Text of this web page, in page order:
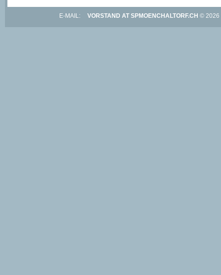
E-MAIL: VORSTAND AT SPMOENCHALTORF.CH © 2026